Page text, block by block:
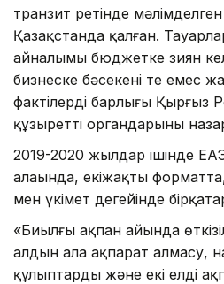
транзит ретінде мәлімделген
Қазақстанда қалған.
айналымы бюджетке зиян
бизнеске бәсекенің тең емес
фактілердің барлығы Қырғыз
құзыретті органдарының
2019-2020 жылдар ішінде
алаңында, екіжақты
мен үкімет деңгейінде
«Биылғы ақпан айында
алдын ала ақпарат алмасу,
құлыптарды және екі елдің